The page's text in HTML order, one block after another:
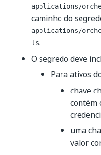
applications/
caminho do
applications/
ls.
O segredo deve
Para ativos
chave
contém
uma
valor